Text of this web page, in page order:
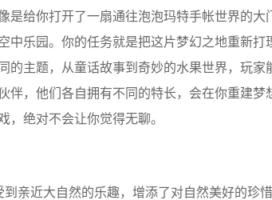
是给你打开了一扇通往泡泡玛特手帐世界的大
中乐园。你的任务就是把这片梦幻之地重新
的主题，从童话故事到奇妙的水果世界，玩
伴，他们各自拥有不同的特长，会在你重建梦
，绝对不会让你觉得无聊。
亲近大自然的乐趣，增添了对自然美好的珍惜